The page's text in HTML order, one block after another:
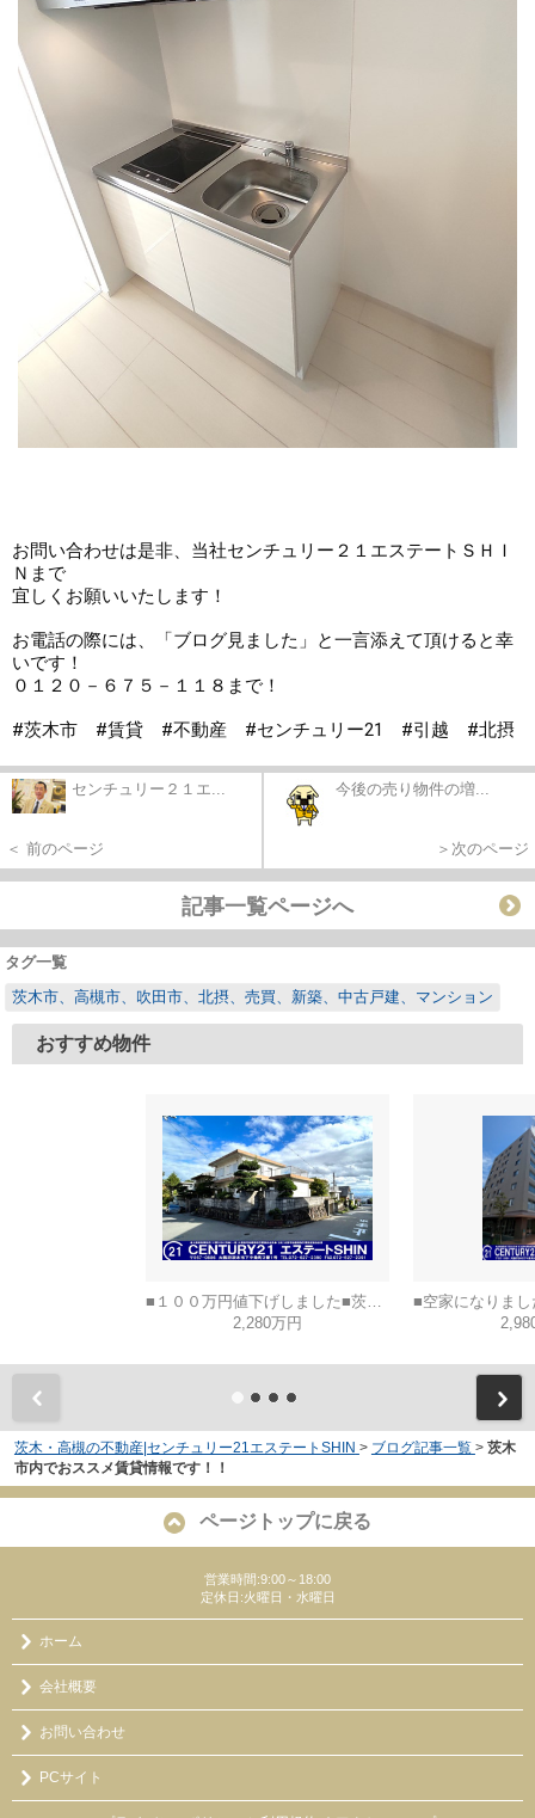
お問い合わせは是非、当社センチュリー２１エステートＳＨＩ
Ｎまで
宜しくお願いいたします！
お電話の際には、「ブログ見ました」と一言添えて頂けると幸
いです！
０１２０－６７５－１１８まで！
#茨木市　#賃貸　#不動産　#センチュリー21　#引越　#北摂
センチュリー２１エ...
＜ 前のページ
今後の売り物件の増...
＞次のページ
記事一覧ページへ
タグ一覧
茨木市、高槻市、吹田市、北摂、売買、新築、中古戸建、マンション
おすすめ物件
2,280万円
茨木・高槻の不動産|センチュリー21エステートSHIN > ブログ記事一覧 > 茨木
市内でおススメ賃貸情報です！！
ページトップに戻る
営業時間:9:00～18:00
定休日:火曜日・水曜日
ホーム
会社概要
お問い合わせ
PCサイト